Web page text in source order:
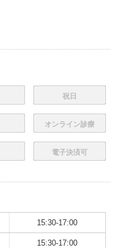
祝日
オンライン診療
電子決済可
15:30-17:00
15:30-17:00